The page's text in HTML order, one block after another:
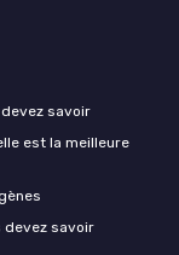
savoir
est la meilleure
devez savoir